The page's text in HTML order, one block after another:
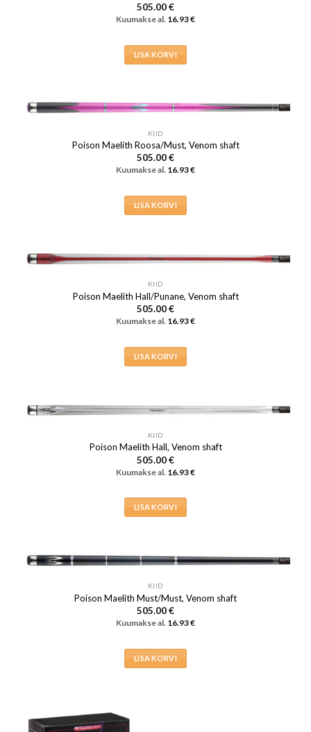
505.00€
Kuumakse al. 16.93€
LISA KORVI
KIID
Poison Maelith Roosa/Must, Venom shaft
505.00€
Kuumakse al. 16.93€
LISA KORVI
KIID
Poison Maelith Hall/Punane, Venom shaft
505.00€
Kuumakse al. 16.93€
LISA KORVI
KIID
Poison Maelith Hall, Venom shaft
505.00€
Kuumakse al. 16.93€
LISA KORVI
KIID
Poison Maelith Must/Must, Venom shaft
505.00€
Kuumakse al. 16.93€
LISA KORVI